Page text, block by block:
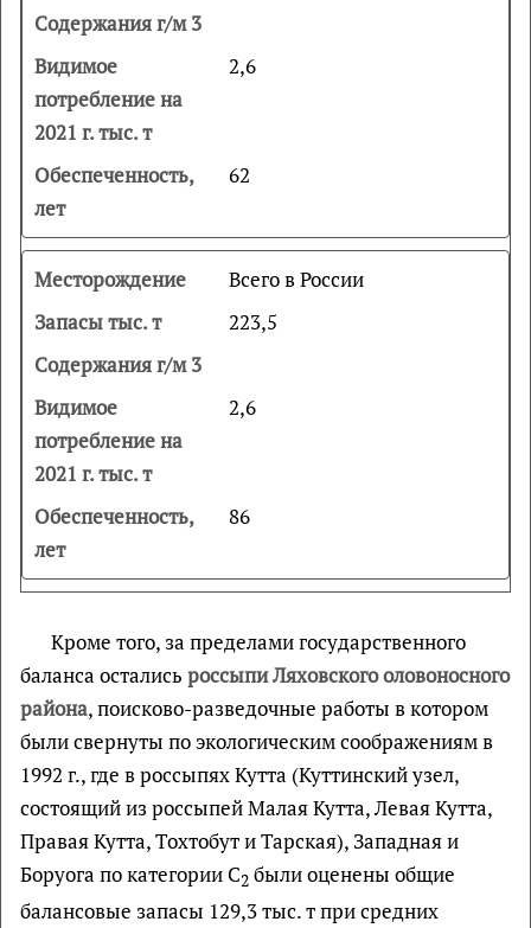
2,6
62
Всего в России
223,5
2,6
86
Кроме того, за пределами государственного
баланса остались россыпи Ляховского оловоносного
района, поисково-разведочные работы в котором
были свернуты по экологическим соображениям в
1992 г., где в россыпях Кутта (Куттинский узел,
состоящий из россыпей Малая Кутта, Левая Кутта,
Правая Кутта, Тохтобут и Тарская), Западная и
Боруога по категории С2 были оценены общие
балансовые запасы 129,3 тыс. т при средних